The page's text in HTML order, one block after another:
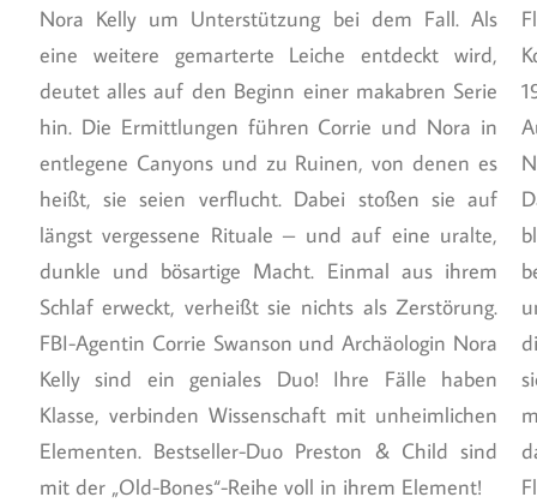
Nora Kelly um Unterstützung bei dem Fall. Als
eine weitere gemarterte Leiche entdeckt wird,
deutet alles auf den Beginn einer makabren Serie
hin. Die Ermittlungen führen Corrie und Nora in
entlegene Canyons und zu Ruinen, von denen es
heißt, sie seien verflucht. Dabei stoßen sie auf
längst vergessene Rituale – und auf eine uralte,
dunkle und bösartige Macht. Einmal aus ihrem
Schlaf erweckt, verheißt sie nichts als Zerstörung.
FBI-Agentin Corrie Swanson und Archäologin Nora
Kelly sind ein geniales Duo! Ihre Fälle haben
Klasse, verbinden Wissenschaft mit unheimlichen
Elementen. Bestseller-Duo Preston & Child sind
mit der „Old-Bones“-Reihe voll in ihrem Element!